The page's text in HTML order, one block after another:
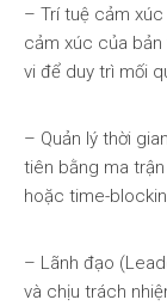
– Trí tuệ cảm
cảm xúc của bản
vi để duy trì mối
– Quản lý thời
tiên bằng ma
hoặc time-
– Lãnh đạo
và chịu trách